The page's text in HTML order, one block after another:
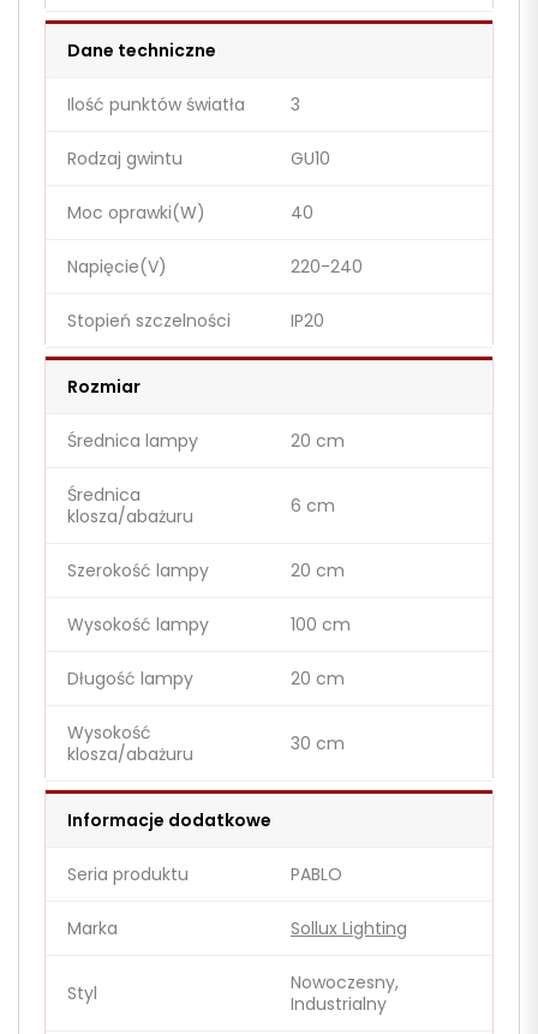
Dane techniczne
Ilość punktów światła 3
Rodzaj gwintu GU10
Moc oprawki(W) 40
Napięcie(V) 220-240
Stopień szczelności IP20
Rozmiar
Średnica lampy 20 cm
Średnica
klosza/abażuru
6 cm
Szerokość lampy 20 cm
Wysokość lampy 100 cm
Długość lampy 20 cm
Wysokość
klosza/abażuru
30 cm
Informacje dodatkowe
Seria produktu PABLO
Marka Sollux Lighting
Styl
Nowoczesny,
Industrialny